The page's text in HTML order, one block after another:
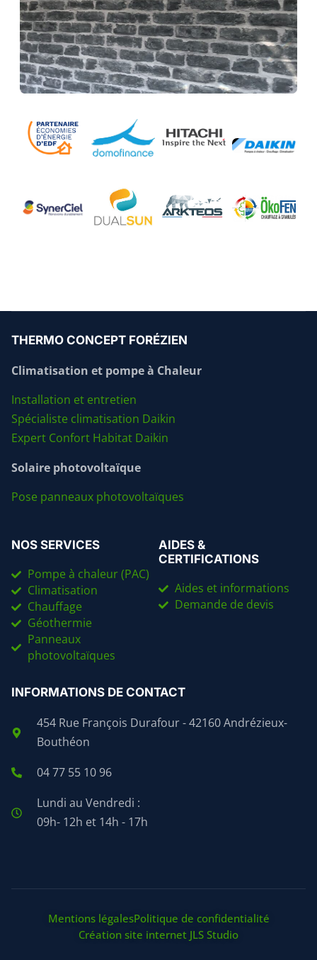
THERMO CONCEPT FORÉZIEN
Climatisation et pompe à Chaleur
Installation et entretien
Spécialiste climatisation Daikin
Expert Confort Habitat Daikin
Solaire photovoltaïque
Pose panneaux photovoltaïques
NOS SERVICES
Pompe à chaleur (PAC)
Climatisation
Chauffage
Géothermie
Panneaux
photovoltaïques
AIDES &
CERTIFICATIONS
Aides et informations
Demande de devis
INFORMATIONS DE CONTACT
454 Rue François Durafour - 42160 Andrézieux-
Bouthéon
04 77 55 10 96
Lundi au Vendredi :
09h- 12h et 14h - 17h
Mentions légalesPolitique de confidentialité
Création site internet JLS Studio